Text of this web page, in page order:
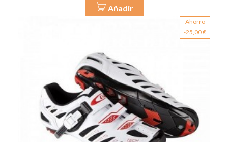
Añadir
Ahorro
-25,00 €